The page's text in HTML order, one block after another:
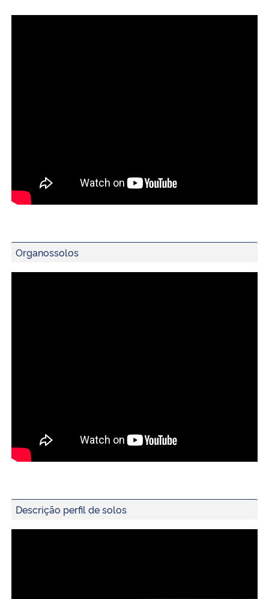
Ministério do Desenvolvimento Regional
Planalto
Organossolos
Descrição perfil de solos